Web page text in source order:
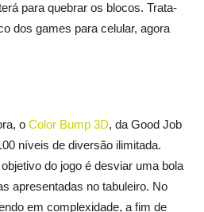
para quebrar os blocos. Trata-
dos games para celular, agora
o Color Bump 3D, da Good Job
níveis de diversão ilimitada.
do jogo é desviar uma bola
apresentadas no tabuleiro. No
em complexidade, a fim de